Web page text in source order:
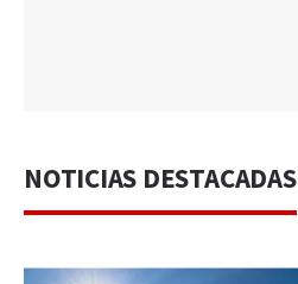
NOTICIAS DESTACADAS